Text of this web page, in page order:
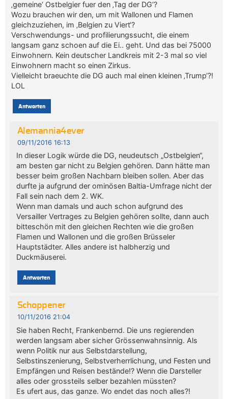
‚gemeine‘ Ostbelgier fuer den ‚Tag der DG‘?
Wozu brauchen wir den, um mit Wallonen und Flamen
gleichzuziehen, im ‚Belgien zu Viert‘?
Verschwendungs- und profilierungssucht, die einem
langsam ganz schoen auf die Ei.. geht. Und das bei 75000
Einwohnern. Kein deutscher Landkreis mit 2-3 mal so viel
Einwohnern macht so einen Zirkus.
Vielleicht braeuchte die DG auch mal einen kleinen ‚Trump‘?!
LOL
Antworten
Alemannia4ever
09/11/2016 16:13
In dieser Logik würde die DG, neudeutsch „Ostbelgien“,
am besten gar nicht zu Belgien gehören. Dann hätte man
besser beim großen Nachbarn bleiben sollen. Aber das
durfte ja aufgrund der ominösen Baltia-Umfrage nicht der
Fall sein nach dem 2. WK.
Wenn man damals und auch schon aufgrund des
Versailler Vertrages zu Belgien gehören sollte, dann auch
bitteschön mit den gleichen Rechten wie die großen
Flamen und Wallonen und die großen Brüsseler
Hauptstädter. Alles andere ist halbherzig und
Duckmäuserei.
Antworten
Schoppener
10/11/2016 21:04
Sie haben Recht, Frankenbernd. Die uns regierenden
werden langsam aber sicher Grössenwahnsinnig. Als
wenn Politik nur aus Selbstdarstellung,
Selbstinszenierung, Selbstverherrlichung, und Festen und
Empfängen und Reisen bestände!? Wenn die Darsteller
alles oder grossteils selber bezahlen müssten?
Es ufert aus, das ganze. Wo endet das noch alles?!